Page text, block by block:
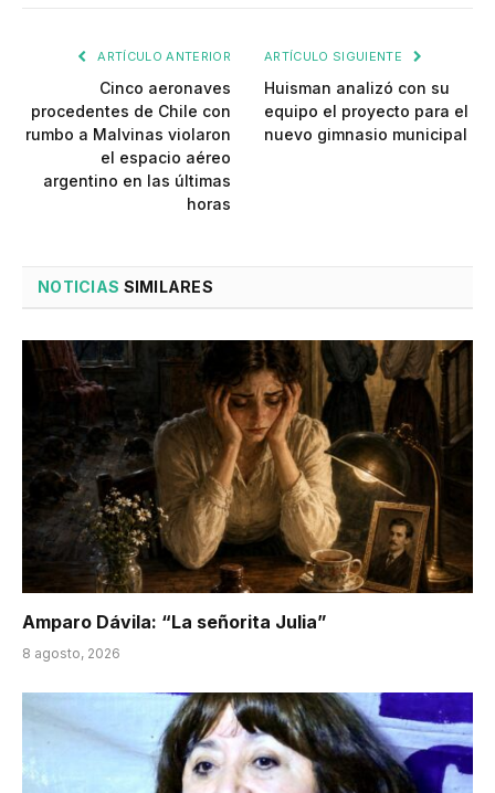
ARTÍCULO ANTERIOR
Cinco aeronaves
procedentes de Chile con
rumbo a Malvinas violaron
el espacio aéreo
argentino en las últimas
horas
ARTÍCULO SIGUIENTE
Huisman analizó con su
equipo el proyecto para el
nuevo gimnasio municipal
NOTICIAS SIMILARES
Amparo Dávila: “La señorita Julia”
8 agosto, 2026